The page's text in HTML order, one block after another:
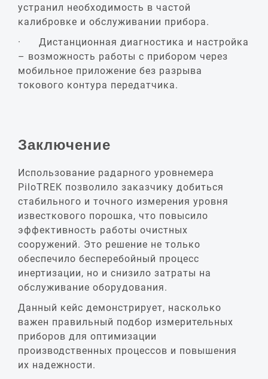
устранил необходимость в частой
калибровке и обслуживании прибора.
· Дистанционная диагностика и настройка
– возможность работы с прибором через
мобильное приложение без разрыва
токового контура передатчика.
Заключение
Использование радарного уровнемера
PiloTREK позволило заказчику добиться
стабильного и точного измерения уровня
известкового порошка, что повысило
эффективность работы очистных
сооружений. Это решение не только
обеспечило бесперебойный процесс
инертизации, но и снизило затраты на
обслуживание оборудования.
Данный кейс демонстрирует, насколько
важен правильный подбор измерительных
приборов для оптимизации
производственных процессов и повышения
их надежности.